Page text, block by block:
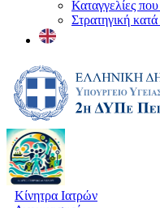
Καταγγελίες
Στρατηγική
Κίνητρα Ιατρών